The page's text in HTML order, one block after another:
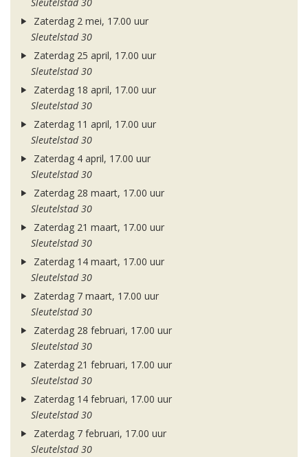
Sleutelstad 30
Zaterdag 2 mei, 17.00 uur
Sleutelstad 30
Zaterdag 25 april, 17.00 uur
Sleutelstad 30
Zaterdag 18 april, 17.00 uur
Sleutelstad 30
Zaterdag 11 april, 17.00 uur
Sleutelstad 30
Zaterdag 4 april, 17.00 uur
Sleutelstad 30
Zaterdag 28 maart, 17.00 uur
Sleutelstad 30
Zaterdag 21 maart, 17.00 uur
Sleutelstad 30
Zaterdag 14 maart, 17.00 uur
Sleutelstad 30
Zaterdag 7 maart, 17.00 uur
Sleutelstad 30
Zaterdag 28 februari, 17.00 uur
Sleutelstad 30
Zaterdag 21 februari, 17.00 uur
Sleutelstad 30
Zaterdag 14 februari, 17.00 uur
Sleutelstad 30
Zaterdag 7 februari, 17.00 uur
Sleutelstad 30